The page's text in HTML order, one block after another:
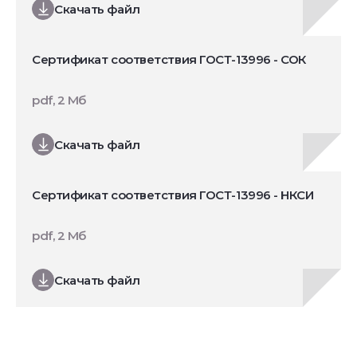
Скачать файл
Сертификат соответствия ГОСТ-13996 - СОК
Скачать файл
pdf, 2 Мб
Сертификат соответствия ГОСТ-13996 - НКСИ
Скачать файл
pdf, 2 Мб